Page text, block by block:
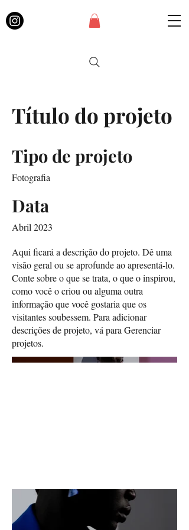
Título do projeto
Tipo de projeto
Fotografia
Data
Abril 2023
Aqui ficará a descrição do projeto. Dê uma
visão geral ou se aprofunde ao apresentá-lo.
Conte sobre o que se trata, o que o inspirou,
como você o criou ou alguma outra
informação que você gostaria que os
visitantes soubessem. Para adicionar
descrições de projeto, vá para Gerenciar
projetos.